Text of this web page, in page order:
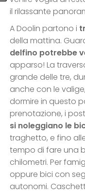
il rilassante
A Doolin partono i
della mattina.
delfino potrebbe
apparso! La
grande delle tre,
anche con le
dormire in questo
prenotazione, i
si noleggiano le
traghetto, e fino
tempo di fare una
chilometri. Per
oppure bici con
autonomi.